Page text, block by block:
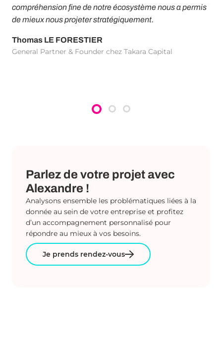
compréhension fine de notre écosystème nous a permis
de mieux nous projeter stratégiquement.
Thomas LE FORESTIER
General Partner & Founder chez Takara Capital
Parlez de votre projet avec
Alexandre !
Analysons ensemble les problématiques liées à la
donnée au sein de votre entreprise et profitez
d’un accompagnement personnalisé pour
répondre au mieux à vos besoins.
Je prends rendez-vous